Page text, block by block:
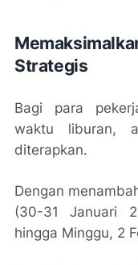
Strategis
Bagi para
waktu liburan,
diterapkan.
Dengan
(30-31 Januari
hingga Minggu, 2